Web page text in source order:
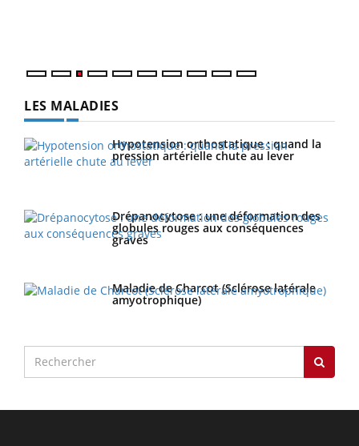
LES MALADIES
Hypotension orthostatique : quand la
pression artérielle chute au lever
Drépanocytose : une déformation des
globules rouges aux conséquences
graves
Maladie de Charcot (Sclérose latérale
amyotrophique)